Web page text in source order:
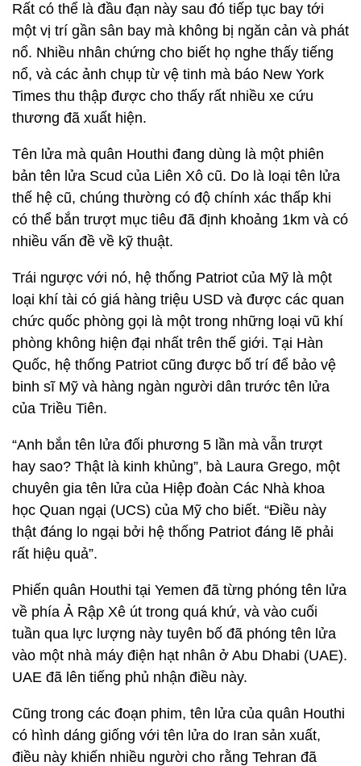
Rất có thể là đầu đạn này sau đó tiếp tục bay tới
một vị trí gần sân bay mà không bị ngăn cản và phát
nổ. Nhiều nhân chứng cho biết họ nghe thấy tiếng
nổ, và các ảnh chụp từ vệ tinh mà báo New York
Times thu thập được cho thấy rất nhiều xe cứu
thương đã xuất hiện.
Tên lửa mà quân Houthi đang dùng là một phiên
bản tên lửa Scud của Liên Xô cũ. Do là loại tên lửa
thế hệ cũ, chúng thường có độ chính xác thấp khi
có thể bắn trượt mục tiêu đã định khoảng 1km và có
nhiều vấn đề về kỹ thuật.
Trái ngược với nó, hệ thống Patriot của Mỹ là một
loại khí tài có giá hàng triệu USD và được các quan
chức quốc phòng gọi là một trong những loại vũ khí
phòng không hiện đại nhất trên thế giới. Tại Hàn
Quốc, hệ thống Patriot cũng được bố trí để bảo vệ
binh sĩ Mỹ và hàng ngàn người dân trước tên lửa
của Triều Tiên.
“Anh bắn tên lửa đối phương 5 lần mà vẫn trượt
hay sao? Thật là kinh khủng”, bà Laura Grego, một
chuyên gia tên lửa của Hiệp đoàn Các Nhà khoa
học Quan ngại (UCS) của Mỹ cho biết. “Điều này
thật đáng lo ngại bởi hệ thống Patriot đáng lẽ phải
rất hiệu quả”.
Phiến quân Houthi tại Yemen đã từng phóng tên lửa
về phía Ả Rập Xê út trong quá khứ, và vào cuối
tuần qua lực lượng này tuyên bố đã phóng tên lửa
vào một nhà máy điện hạt nhân ở Abu Dhabi (UAE).
UAE đã lên tiếng phủ nhận điều này.
Cũng trong các đoạn phim, tên lửa của quân Houthi
có hình dáng giống với tên lửa do Iran sản xuất,
điều này khiến nhiều người cho rằng Tehran đã